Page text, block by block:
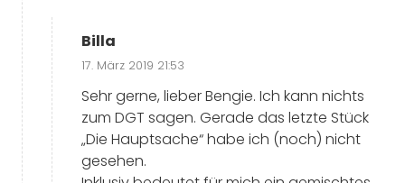
Billa
17. März 2019 21:53
Sehr gerne, lieber Bengie. Ich kann nichts
zum DGT sagen. Gerade das letzte Stück
„Die Hauptsache“ habe ich (noch) nicht
gesehen.